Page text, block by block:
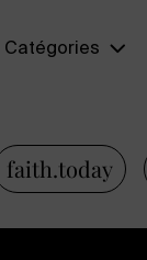
Catégories
faith.today